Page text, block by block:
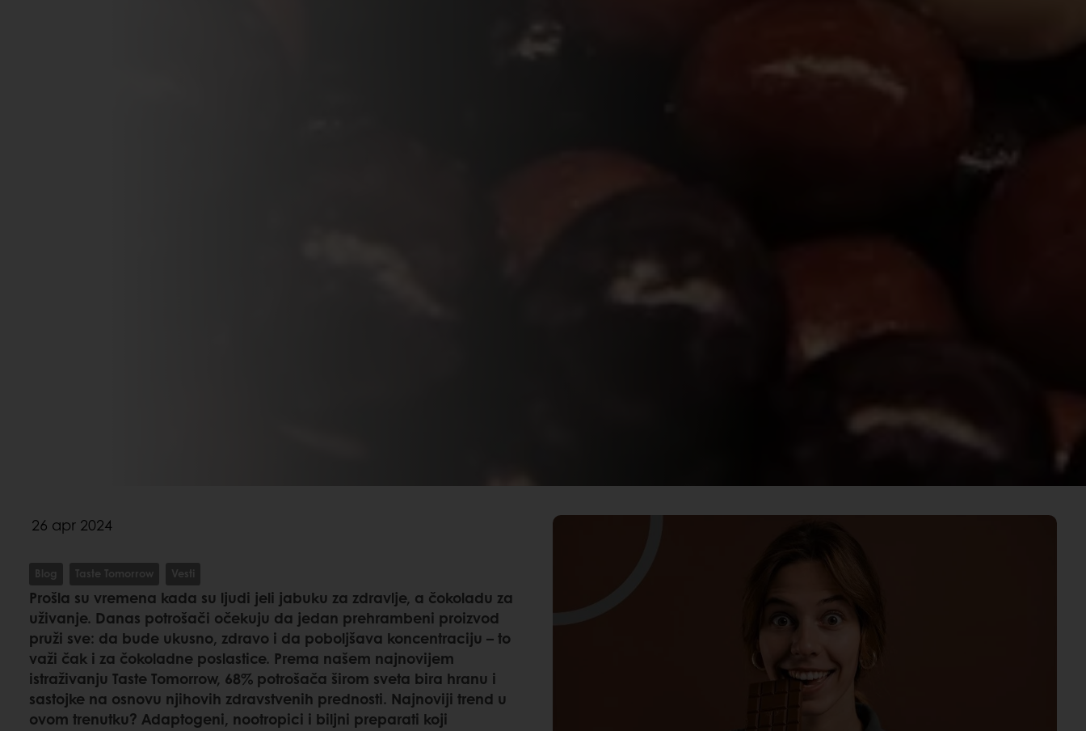
26 apr 2024
Blog Taste Tomorrow Vesti
Prošla su vremena kada su ljudi jeli jabuku za zdravlje, a čokoladu za
uživanje. Danas potrošači očekuju da jedan prehrambeni proizvod
pruži sve: da bude ukusno, zdravo i da poboljšava koncentraciju – to
važi čak i za čokoladne poslastice. Prema našem najnovijem
istraživanju Taste Tomorrow, 68% potrošača širom sveta bira hranu i
sastojke na osnovu njihovih zdravstvenih prednosti. Najnoviji trend u
ovom trenutku? Adaptogeni, nootropici i biljni preparati koji